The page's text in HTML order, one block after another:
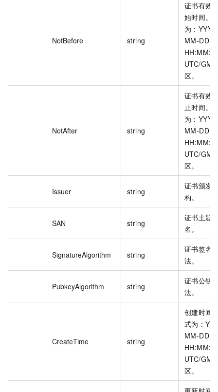
NotBefore string
证书有效
始时间。
为：
MM-DD
UTC/
区。
NotAfter string
证书有效
止时间。
为：
MM-DD
UTC/
区。
Issuer string
证书颁发
构。
SAN string
证书主题
名。
SignatureAlgorithm string
证书签名
法。
PubkeyAlgorithm string
证书公钥
法。
CreateTime string
创建时间
式为：
MM-DD
UTC/
区。